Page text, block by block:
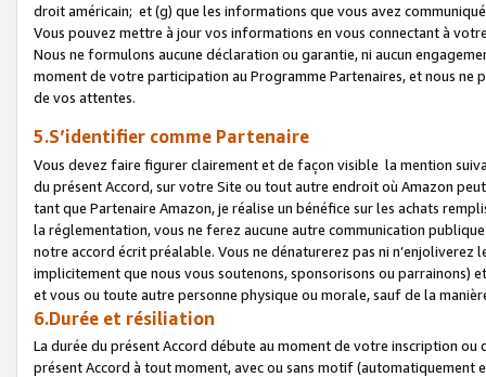
droit américain; et (g) que les informations que vous avez
Vous pouvez mettre à jour vos informations en vous connectant à
Nous ne formulons aucune déclaration ou garantie, ni aucun
moment de votre participation au Programme Partenaires, et nous
de vos attentes.
5.S’identifier comme Partenaire
Vous devez faire figurer clairement et de façon visible la mention
du présent Accord, sur votre Site ou tout autre endroit où Amazon
tant que Partenaire Amazon, je réalise un bénéfice sur les achats
la réglementation, vous ne ferez aucune autre communication
notre accord écrit préalable. Vous ne dénaturerez pas ni
implicitement que nous vous soutenons, sponsorisons ou parrainons)
et vous ou toute autre personne physique ou morale, sauf de la
6.Durée et résiliation
La durée du présent Accord débute au moment de votre inscription
présent Accord à tout moment, avec ou sans motif (automatiquement